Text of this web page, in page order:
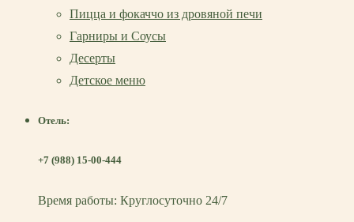
Пицца и фокаччо из дровяной печи
Гарниры и Соусы
Десерты
Детское меню
Отель:
+7 (988) 15-00-444
Время работы: Круглосуточно 24/7